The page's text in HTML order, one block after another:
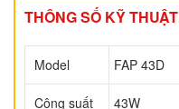
THÔNG SỐ KỸ THUẬT
Model FAP 43D
Công suất 43W